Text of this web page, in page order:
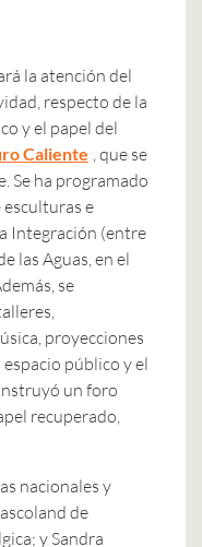
la atención del
respecto de la
y el papel del
Caliente , que se
Se ha programado
e
Integración (entre
las Aguas, en el
se
proyecciones
público y el
un foro
recuperado,
nacionales y
de
y Sandra